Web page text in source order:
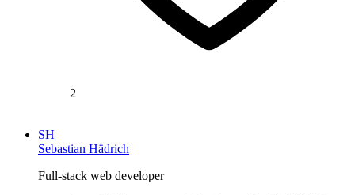
2
SH
Sebastian Hädrich
Full-stack web developer